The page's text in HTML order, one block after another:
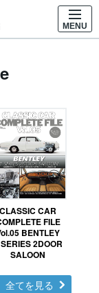
MENU
CLASSIC CAR
FILE
BENTLEY
2DOOR
SALOON
全てを見る